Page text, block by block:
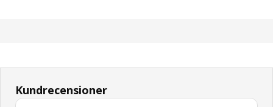
Kundrecensioner